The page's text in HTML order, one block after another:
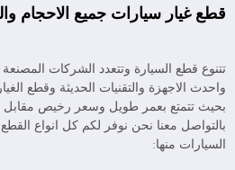
قطع غيار سيارات جميع الاحجام
تتنوع قطع السيارة وتتعدد الشركات
واحدث الاجهزة والتقنيات الحديثة وقطع
بحيث تتمتع بعمر طويل وسعر رخيص مقابل
بالتواصل معنا نحن نوفر لكم كل انواع
السيارات منها: